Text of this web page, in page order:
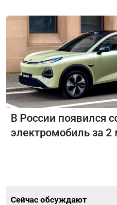
В России появился
электромобиль за
Сейчас обсуждают